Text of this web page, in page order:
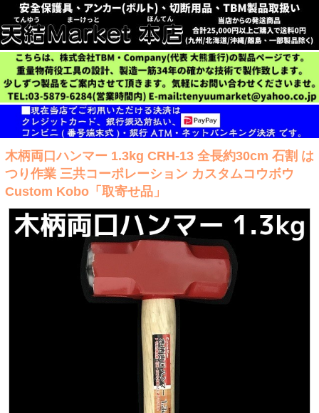
木柄両口ハンマー 1.3kg CRH-13 全長約30cm 石割 は
つり作業 三共コーポレーション カスタムコウボウ
Custom Kobo「取寄せ品」